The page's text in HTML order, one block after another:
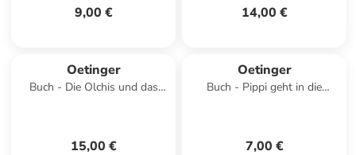
9,00 € 14,00 €
Oetinger
Buch - Die Olchis und das
15,00 €
Oetinger
Buch - Pippi geht in die
7,00 €